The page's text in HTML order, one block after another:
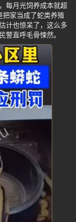
每月光饲养成本就超
家当成了蛇类养殖
计也惊呆了，这么多
警直呼毛骨悚然。